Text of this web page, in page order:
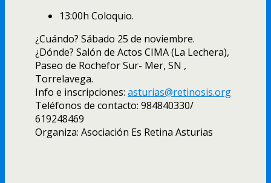
13:00h Coloquio.
¿Cuándo? Sábado 25 de noviembre.
¿Dónde? Salón de Actos CIMA (La Lechera),
Paseo de Rochefor Sur- Mer, SN ,
Torrelavega.
Info e inscripciones: asturias@retinosis.org
Teléfonos de contacto: 984840330/
619248469
Organiza: Asociación Es Retina Asturias